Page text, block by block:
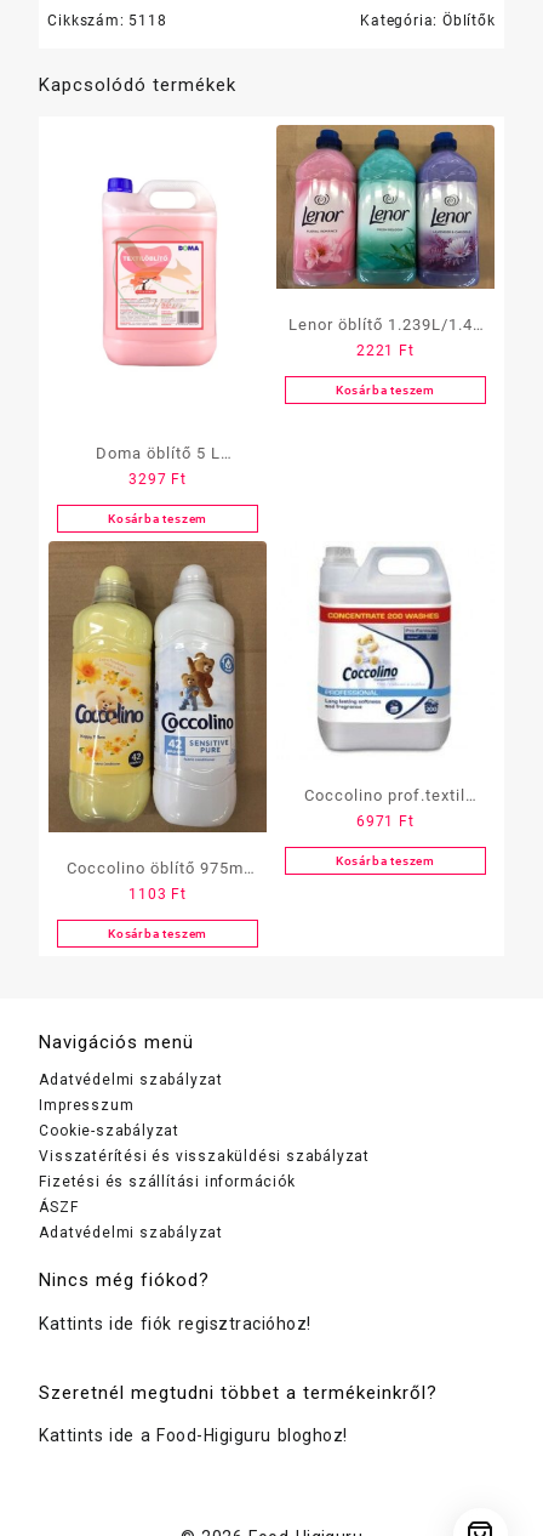
Cikkszám: 5118 Kategória: Öblítők
Kapcsolódó termékek
Doma öblítő 5 L
(Japánkert)
3297 Ft
Kosárba teszem
Lenor öblítő 1.239L/1.49
L/ 1,8 L
2221 Ft
Kosárba teszem
Coccolino öblítő 975ml
Sensitive Pure
1103 Ft
Kosárba teszem
Coccolino prof.textil
öblítő koncentrátum 5 l,
Kék, /Blue/
6971 Ft
Kosárba teszem
Navigációs menü
Adatvédelmi szabályzat
Impresszum
Cookie-szabályzat
Visszatérítési és visszaküldési szabályzat
Fizetési és szállítási információk
ÁSZF
Adatvédelmi szabályzat
Nincs még fiókod?
Kattints ide fiók regisztracióhoz!
Szeretnél megtudni többet a termékeinkről?
Kattints ide a Food-Higiguru bloghoz!